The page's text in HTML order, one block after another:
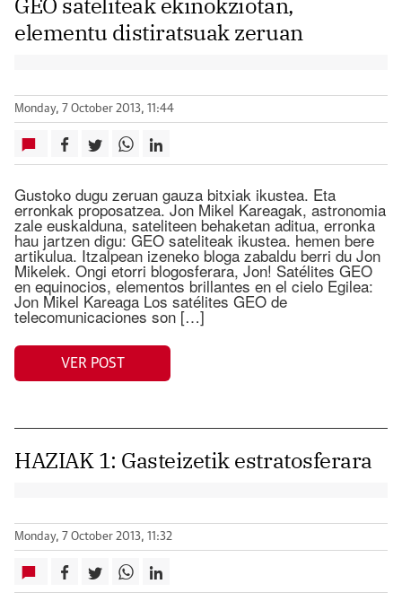
elementu distiratsuak zeruan
Monday, 7 October 2013, 11:44
Gustoko dugu zeruan gauza bitxiak ikustea. Eta
erronkak proposatzea. Jon Mikel Kareagak, astronomia
zale euskalduna, sateliteen behaketan aditua, erronka
hau jartzen digu: GEO sateliteak ikustea. hemen bere
artikulua. Itzalpean izeneko bloga zabaldu berri du Jon
Mikelek. Ongi etorri blogosferara, Jon! Satélites GEO
en equinocios, elementos brillantes en el cielo Egilea:
Jon Mikel Kareaga Los satélites GEO de
telecomunicaciones son […]
VER POST
HAZIAK 1: Gasteizetik estratosferara
Monday, 7 October 2013, 11:32